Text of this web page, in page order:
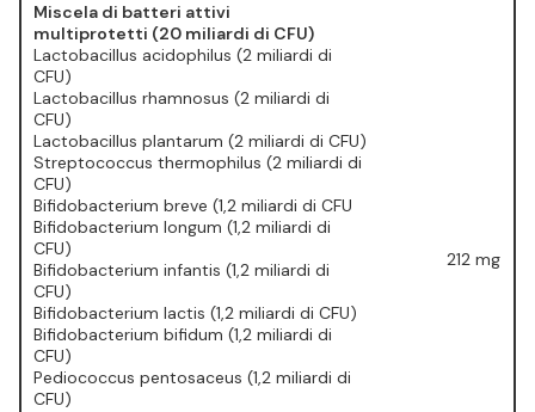
Miscela di batteri attivi
⁠multiprotetti (20 miliardi di CFU)
Lactobacillus acidophilus (2 miliardi di
CFU)
⁠Lactobacillus rhamnosus (2 miliardi di
CFU)
⁠Lactobacillus plantarum (2 miliardi di CFU)
Streptococcus thermophilus (2 miliardi di
CFU)
⁠Bifidobacterium breve (1,2 miliardi di CFU
⁠Bifidobacterium longum (1,2 miliardi di
CFU)
⁠Bifidobacterium infantis (1,2 miliardi di
CFU)
⁠Bifidobacterium lactis (1,2 miliardi di CFU)
⁠Bifidobacterium bifidum (1,2 miliardi di
CFU)
⁠Pediococcus pentosaceus (1,2 miliardi di
CFU)
212 mg